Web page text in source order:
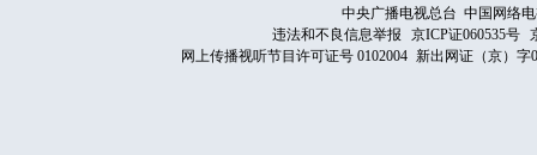
中央广播电视总台 中国网络
违法和不良信息举报
京ICP证060535号
网上传播视听节目许可证号 0102004 新出网证（京）